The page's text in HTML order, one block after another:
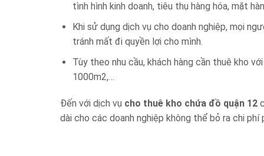
tình hình kinh doanh, tiêu thụ hàng hóa, mặt
Khi sử dụng dịch vụ cho doanh nghiệp, mọi
tránh mất đi quyền lợi cho mình.
Tùy theo nhu cầu, khách hàng cần thuê kho
1000m2,…
Đến với dịch vụ cho thuê kho chứa đồ quận 12
dài cho các doanh nghiệp không thể bỏ ra chi